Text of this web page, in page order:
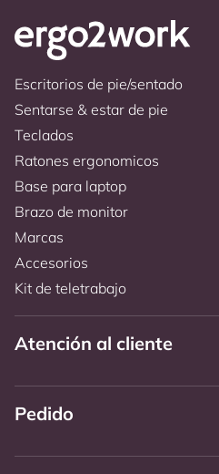
Escritorios de pie/sentado
Sentarse & estar de pie
Teclados
Ratones ergonomicos
Base para laptop
Brazo de monitor
Marcas
Accesorios
Kit de teletrabajo
Atención al cliente
Pedido